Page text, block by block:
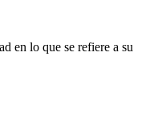
en lo que se refiere a su